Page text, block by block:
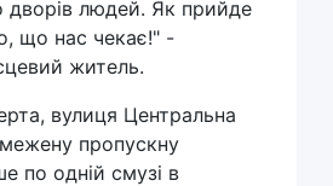
дворів людей. Як прийде
що нас чекає!" -
житель.
вулиця Центральна
пропускну
по одній смузі в